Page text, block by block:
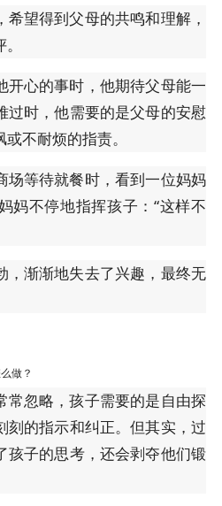
望得到父母的共鸣和理解，
开心的事时，他期待父母能一
过时，他需要的是父母的安慰
不耐烦的指责。
场等待就餐时，看到一位妈妈
妈不停地指挥孩子：“这样不
，渐渐地失去了兴趣，最终无
做？
常忽略，孩子需要的是自由探
刻的指示和纠正。但其实，过
孩子的思考，还会剥夺他们锻